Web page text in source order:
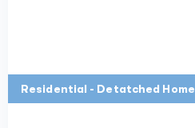
Residential - Detatched Home